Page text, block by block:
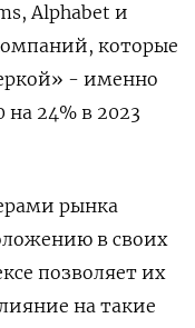
Alphabet и
которые
- именно
на 24% в 2023
рынка
в своих
позволяет их
на такие